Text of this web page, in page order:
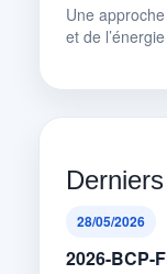
Une
et de
28/05/2026
2026-BCP-